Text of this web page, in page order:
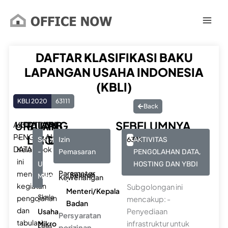
konten
DAFTAR KLASIFIKASI BAKU
LAPANGAN USAHA INDONESIA
(KBLI)
KBLI 2020 63111
Back
AKTIVITAS
PENGOLAHAN
DATA
URAIAN
63111
–
Kelompok
ini
mencakup
kegiatan
pengolahan
dan
tabulasi
RUANG
LINGKUP
Seluruhnya
-
Usaha
Mikro
Skala
:
Usaha
Mikro
Luas
PB
UMKU
Izin
Pemasaran
Parameter
: Seluruh
Kewenangan
:
Menteri/Kepala
Badan
Persyaratan
SEBELUMNYA
6311AKTIVITAS
PENGOLAHAN DATA,
HOSTING DAN YBDI
Subgolongan ini
mencakup: -
Penyediaan
infrastruktur untuk